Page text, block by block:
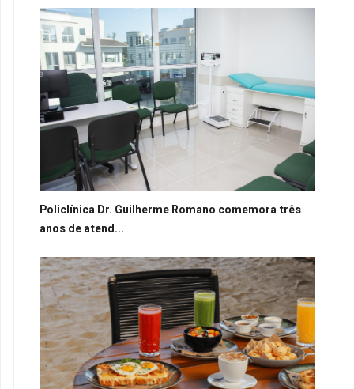
Policlínica Dr. Guilherme Romano comemora três
anos de atend...